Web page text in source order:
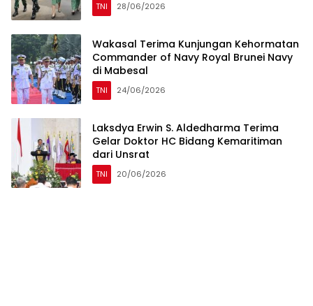
TNI 28/06/2026
Wakasal Terima Kunjungan Kehormatan
Commander of Navy Royal Brunei Navy
di Mabesal
TNI 24/06/2026
Laksdya Erwin S. Aldedharma Terima
Gelar Doktor HC Bidang Kemaritiman
dari Unsrat
TNI 20/06/2026